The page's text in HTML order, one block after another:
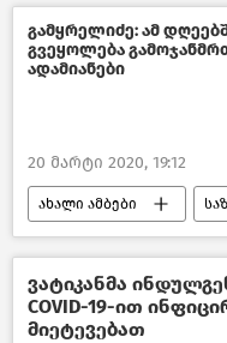
გამყრელიძე: ამ
გვეყოლება
ადამიანები
20 მარტი 2020, 19:12
ახალი ამბები
საქართველო
ვატიკანმა
COVID-19-ით
მიეტევებათ